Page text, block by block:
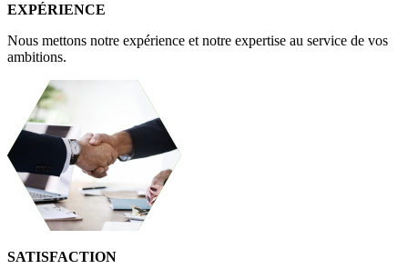
EXPÉRIENCE
Nous mettons notre expérience et notre expertise au service de vos
ambitions.
SATISFACTION